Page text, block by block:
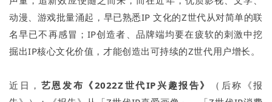
动漫、游戏批量涌起，早已熟悉IP 文化的Z世代从对简单的联
名早已不再感冒；IP创造者、品牌端均要在疲软的刺激中挖
掘出IP核心文化价值，才能创造出可持续的Z世代用户增长。
近日， 艺恩发布《2022Z世代IP兴趣报告》
（后称《报